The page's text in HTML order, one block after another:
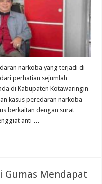
narkoba yang terjadi di
perhatian sejumlah
di Kabupaten Kotawaringin
kasus peredaran narkoba
berkaitan dengan surat
anti …
Gumas Mendapat